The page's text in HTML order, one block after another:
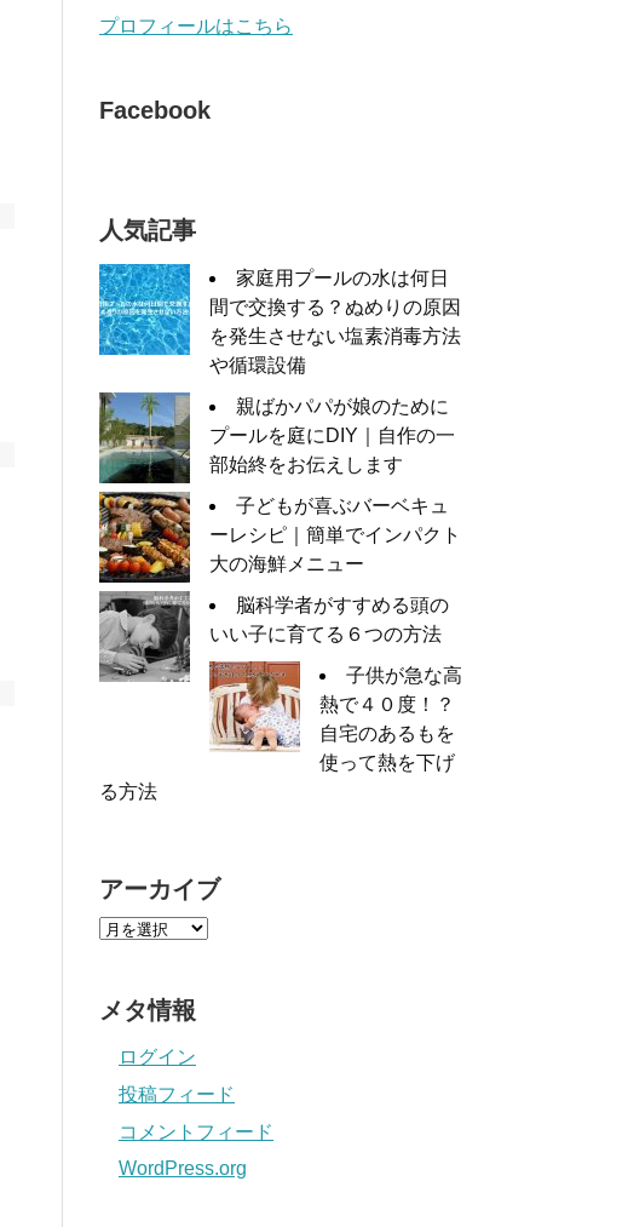
プロフィールはこちら
Facebook
人気記事
家庭用プールの水は何日
間で交換する？ぬめりの原因
を発生させない塩素消毒方法
や循環設備
親ばかパパが娘のために
プールを庭にDIY｜自作の一
部始終をお伝えします
子どもが喜ぶバーベキュ
ーレシピ｜簡単でインパクト
大の海鮮メニュー
脳科学者がすすめる頭の
いい子に育てる６つの方法
子供が急な高
熱で４０度！？
自宅のあるもを
使って熱を下げ
る方法
アーカイブ
メタ情報
ログイン
投稿フィード
コメントフィード
WordPress.org